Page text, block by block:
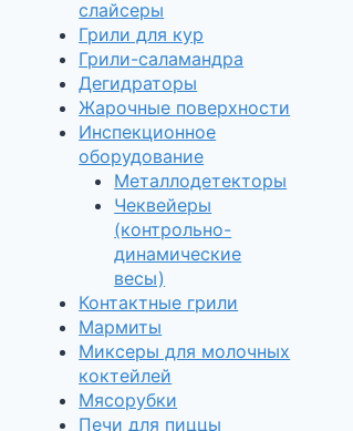
слайсеры
Грили для кур
Грили-саламандра
Дегидраторы
Жарочные поверхности
Инспекционное
оборудование
Металлодетекторы
Чеквейеры
(контрольно-
динамические
весы)
Контактные грили
Мармиты
Миксеры для молочных
коктейлей
Мясорубки
Печи для пиццы